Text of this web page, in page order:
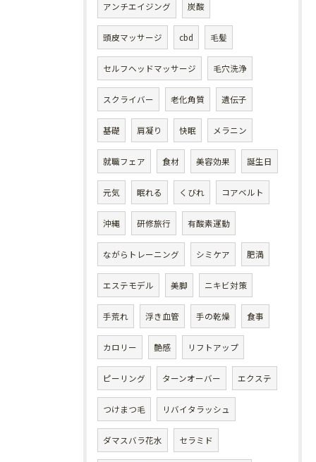
アンチエイジング 炭酸
頭皮マッサージ cbd 毛髪
セルフヘッドマッサージ 毛穴洗浄
スクライバー 老化角質 遺伝子
基礎 肩凝り 快眠 メラニン
就職フェア 食材 美容効果 誕生日
元気 眠れる くびれ コアベルト
沖縄 研修旅行 有酸素運動
ながらトレーニング シミケア 肥満
エステモデル 美脚 ニキビ対策
手荒れ 浮き血管 手の乾燥 食事
カロリー 艶感 リフトアップ
ピーリング ターンオーバー エクステ
つけまつ毛 リバイタラッシュ
ダマスバラ花水 セラミド